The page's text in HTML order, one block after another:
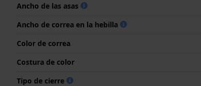
Ancho de las asas
Ancho de correa en la hebilla
Color de correa
Costura de color
Tipo de cierre